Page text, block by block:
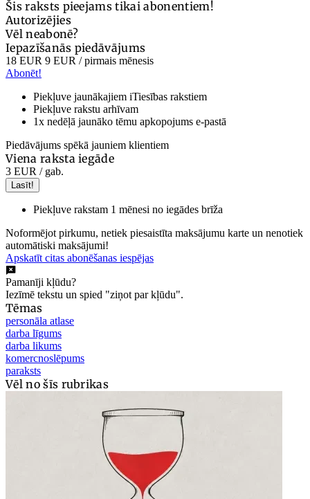
Šis raksts pieejams tikai abonentiem!
Autorizējies
Vēl neabonē?
Iepazīšanās piedāvājums
18 EUR 9 EUR / pirmais mēnesis
Abonēt!
Piekļuve jaunākajiem iTiesības rakstiem
Piekļuve rakstu arhīvam
1x nedēļā jaunāko tēmu apkopojums e-pastā
Piedāvājums spēkā jauniem klientiem
Viena raksta iegāde
3 EUR / gab.
Lasīt!
Piekļuve rakstam 1 mēnesi no iegādes brīža
Noformējot pirkumu, netiek piesaistīta maksājumu karte un nenotiek
automātiski maksājumi!
Apskatīt citas abonēšanas iespējas
Pamanīji kļūdu?
Iezīmē tekstu un spied "ziņot par kļūdu".
Tēmas
personāla atlase
darba līgums
darba likums
komercnoslēpums
paraksts
Vēl no šīs rubrikas